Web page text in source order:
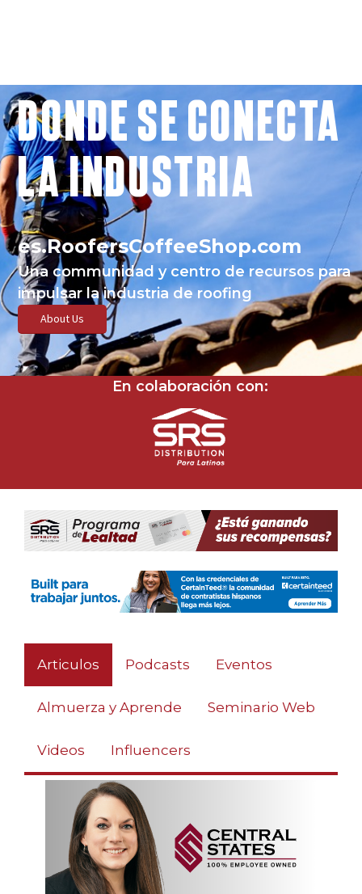
DONDE SE CONECTA
LA INDUSTRIA
es.RoofersCoffeeShop.com
Una communidad y centro de recursos para
impulsar la industria de roofing
About Us
En colaboración con:
Articulos Podcasts Eventos
Almuerza y Aprende Seminario Web
Videos Influencers